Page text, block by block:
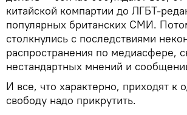
китайской компартии до ЛГБТ-
популярных британских СМИ.
столкнулись с последствиями
распространения по медиасфере,
нестандартных мнений и
И все, что характерно, приходят к
свободу надо прикрутить.